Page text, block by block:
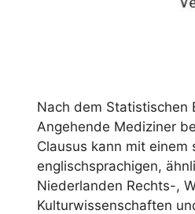
Nach dem Statistischen
Angehende Mediziner
Clausus kann mit
englischsprachigen,
Niederlanden Rechts-,
Kulturwissenschaften